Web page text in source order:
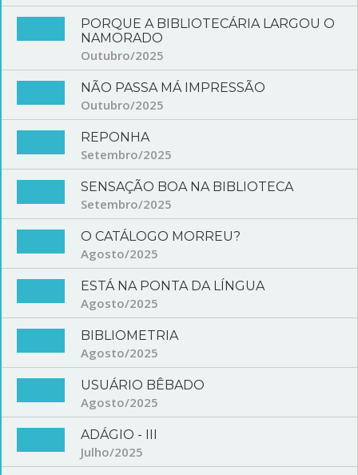
PORQUE A BIBLIOTECÁRIA LARGOU O
NAMORADO
Outubro/2025
NÃO PASSA MÁ IMPRESSÃO
Outubro/2025
REPONHA
Setembro/2025
SENSAÇÃO BOA NA BIBLIOTECA
Setembro/2025
O CATÁLOGO MORREU?
Agosto/2025
ESTÁ NA PONTA DA LÍNGUA
Agosto/2025
BIBLIOMETRIA
Agosto/2025
USUÁRIO BÊBADO
Agosto/2025
ADÁGIO - III
Julho/2025